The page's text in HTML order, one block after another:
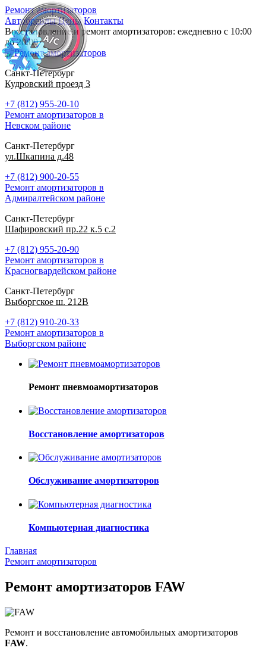
Ремонт амортизаторов
Автобренды Цены Контакты
Восстановление и ремонт амортизаторов: ежедневно с 10:00
до 20:00
Санкт-Петербург
Кудровский проезд 3
+7 (812) 955-20-10
Ремонт амортизаторов в
Невском районе
Санкт-Петербург
ул.Шкапина д.48
+7 (812) 900-20-55
Ремонт амортизаторов в
Адмиралтейском районе
Санкт-Петербург
Шафировский пр.22 к.5 с.2
+7 (812) 955-20-90
Ремонт амортизаторов в
Красногвардейском районе
Санкт-Петербург
Выборгское ш. 212В
+7 (812) 910-20-33
Ремонт амортизаторов в
Выборгском районе
Ремонт пневмоамортизаторов
Восстановление амортизаторов
Обслуживание амортизаторов
Компьютерная диагностика
Главная
Ремонт амортизаторов
Ремонт амортизаторов FAW
Ремонт и восстановление автомобильных амортизаторов
FAW.